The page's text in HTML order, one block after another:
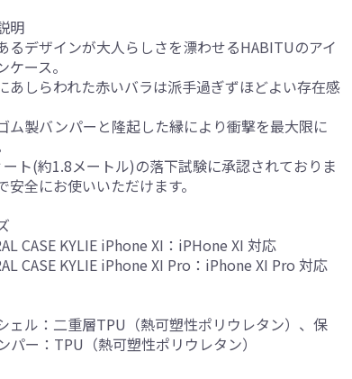
へ進む
明
るデザインが大人らしさを漂わせるHABITUのアイ
ケース。
あしらわれた赤いバラは派手過ぎずほどよい存在感
ム製バンパーと隆起した縁により衝撃を最大限に
ト(約1.8メートル)の落下試験に承認されておりま
安全にお使いいただけます。
CASE KYLIE iPhone XI：iPHone XI 対応
CASE KYLIE iPhone XI Pro：iPhone XI Pro 対応
ェル：二重層TPU（熱可塑性ポリウレタン）、保
パー：TPU（熱可塑性ポリウレタン）